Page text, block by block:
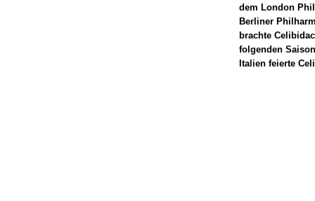
dem London
Berliner
brachte
folgenden
Italien feierte